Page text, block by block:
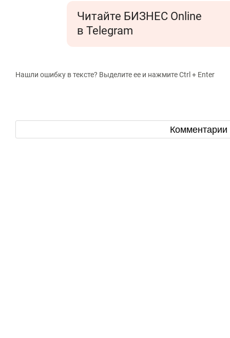
Читайте БИЗНЕС Online
в Telegram
Нашли ошибку в тексте? Выделите ее и нажмите Ctrl + Enter
Комментарии